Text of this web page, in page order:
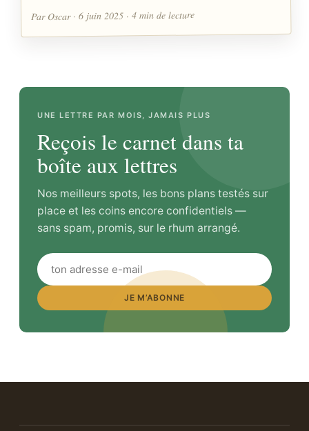
Par Oscar · 6 juin 2025 · 4 min de lecture
UNE LETTRE PAR MOIS, JAMAIS PLUS
Reçois le carnet dans ta
boîte aux lettres
Nos meilleurs spots, les bons plans testés sur
place et les coins encore confidentiels —
sans spam, promis, sur le rhum arrangé.
JE M’ABONNE